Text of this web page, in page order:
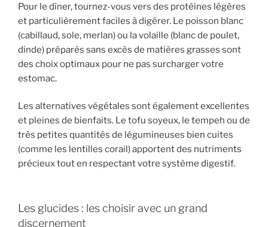
Pour le dîner, tournez-vous vers des protéines légères
et particulièrement faciles à digérer. Le poisson blanc
(cabillaud, sole, merlan) ou la volaille (blanc de poulet,
dinde) préparés sans excès de matières grasses sont
des choix optimaux pour ne pas surcharger votre
estomac.
Les alternatives végétales sont également excellentes
et pleines de bienfaits. Le tofu soyeux, le tempeh ou de
très petites quantités de légumineuses bien cuites
(comme les lentilles corail) apportent des nutriments
précieux tout en respectant votre système digestif.
Les glucides : les choisir avec un grand
discernement